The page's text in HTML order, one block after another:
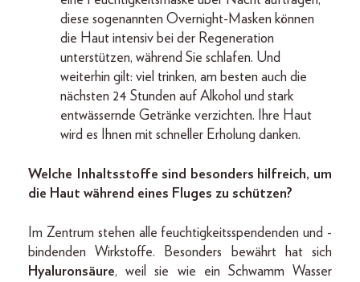
diese sogenannten Overnight-Masken können
die Haut intensiv bei der Regeneration
unterstützen, während Sie schlafen. Und
weiterhin gilt: viel trinken, am besten auch die
nächsten 24 Stunden auf Alkohol und stark
entwässernde Getränke verzichten. Ihre Haut
wird es Ihnen mit schneller Erholung danken.
Welche Inhaltsstoffe sind besonders hilfreich, um
die Haut während eines Fluges zu schützen?
Im Zentrum stehen alle feuchtigkeitsspendenden und -
bindenden Wirkstoffe.
Besonders bewährt hat sich
Hyaluronsäure, weil sie wie ein Schwamm Wasser